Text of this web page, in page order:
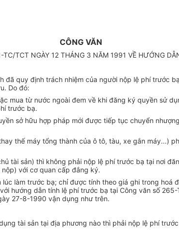
CÔNG VĂN
TC/TCT NGÀY 12 THÁNG 3 NĂM 1991 VỀ HƯỚNG
đã quy định trách nhiệm của người nộp lệ phí
Do đó:
mua từ nước ngoài đem về khi đăng ký quyền sử
trước bạ.
sở hữu hợp pháp mới được tiếp tục chuyển
thế máy tổng thành của ô tô, tàu, xe gắn máy...)
tài sản) thì không phải nộp lệ phí trước bạ tại nơi
với cơ quan cấp đắng ký.
làm trước bạ; chỉ được tính theo giá ghi trong
hướng dẫn tính lệ phí trước bạ tại Công văn số
27-8-1990 vận dụng như trên.
tài sản tại địa phương nào thì phải nộp lệ phí